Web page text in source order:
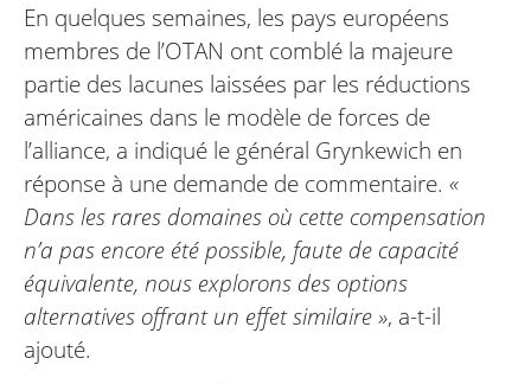
En quelques semaines, les pays européens
membres de l’OTAN ont comblé la majeure
partie des lacunes laissées par les réductions
américaines dans le modèle de forces de
l’alliance, a indiqué le général Grynkewich en
réponse à une demande de commentaire. «
Dans les rares domaines où cette compensation
n’a pas encore été possible, faute de capacité
équivalente, nous explorons des options
alternatives offrant un effet similaire », a-t-il
ajouté.